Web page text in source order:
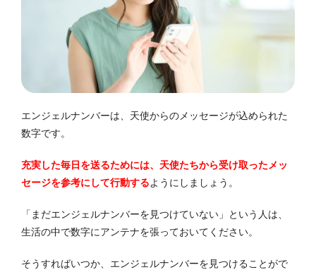
エンジェルナンバーは、天使からのメッセージが込められた
数字です。
充実した毎日を送るためには、天使たちから受け取ったメッ
セージを参考にして行動するようにしましょう。
「まだエンジェルナンバーを見つけていない」という人は、
生活の中で数字にアンテナを張っておいてください。
そうすればいつか、エンジェルナンバーを見つけることがで